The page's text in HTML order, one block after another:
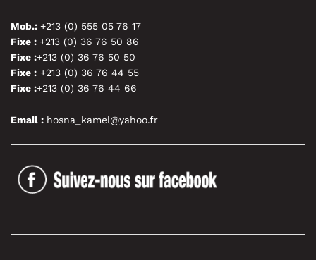
Mob.: +213 (0) 555 05 76 17
Fixe : +213 (0) 36 76 50 86
Fixe :+213 (0) 36 76 50 50
Fixe : +213 (0) 36 76 44 55
Fixe :+213 (0) 36 76 44 66
Email : hosna_kamel@yahoo.fr